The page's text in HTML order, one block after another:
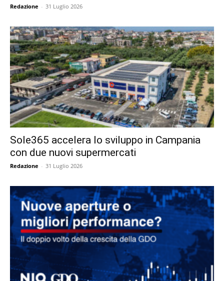
Redazione - 31 Luglio 2026
Sole365 accelera lo sviluppo in Campania
con due nuovi supermercati
Redazione - 31 Luglio 2026